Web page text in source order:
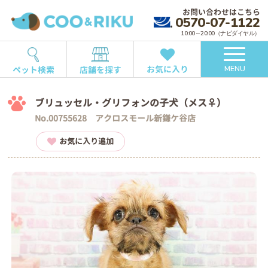
お問い合わせはこちら
0570-07-1122
10:00～20:00（ナビダイヤル）
ペット検索 店舗を探す お気に入り MENU
ブリュッセル・グリフォンの子犬（メス♀）
No.00755628 アクロスモール新鎌ケ谷店
お気に入り追加